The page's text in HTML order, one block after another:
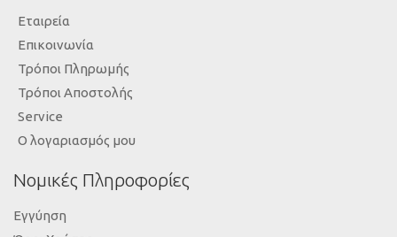
Εταιρεία
Επικοινωνία
Τρόποι Πληρωμής
Τρόποι Αποστολής
Service
Ο λογαριασμός μου
Νομικές Πληροφορίες
Εγγύηση